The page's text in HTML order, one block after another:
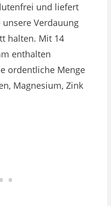
und liefert
Verdauung
halten. Mit 14
enthalten
ordentliche Menge
Magnesium, Zink